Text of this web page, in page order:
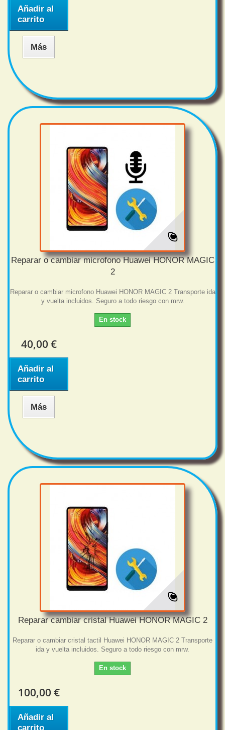
Añadir al
carrito
Más
Reparar o cambiar microfono Huawei HONOR MAGIC
2
Reparar o cambiar microfono Huawei HONOR MAGIC 2 Transporte ida
y vuelta incluidos. Seguro a todo riesgo con mrw.
En stock
40,00 €
Añadir al
carrito
Más
Reparar cambiar cristal Huawei HONOR MAGIC 2
Reparar o cambiar cristal tactil Huawei HONOR MAGIC 2 Transporte
ida y vuelta incluidos. Seguro a todo riesgo con mrw.
En stock
100,00 €
Añadir al
carrito